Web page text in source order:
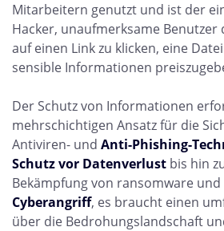
Mitarbeitern genutzt und ist der
Hacker, unaufmerksame Benutzer
auf einen Link zu klicken, eine
sensible Informationen
Der Schutz von Informationen
mehrschichtigen Ansatz für die
Antiviren- und Anti-Phishing-
Schutz vor Datenverlust bis hin
Bekämpfung von ransomware und
Cyberangriff, es braucht einen
über die Bedrohungslandschaft